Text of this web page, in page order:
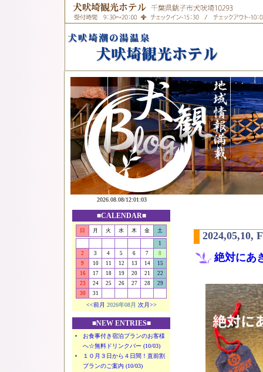
■CALENDAR■
日 月 火 水 木 金 土
1
2
3 4 5 6 7
8
9
10 11 12 13 14
15
16
17 18 19 20 21
22
23
24 25 26 27 28
29
30
31
<<前月 2026年08月 次月>>
■NEW ENTRIES■
お食事付き宿泊プランのお客様
へ☆無料ドリンクバー (10/03)
１０月３日から４日間！直前割
プランのご案内 (10/03)
2024,05,10,
絶対にあ